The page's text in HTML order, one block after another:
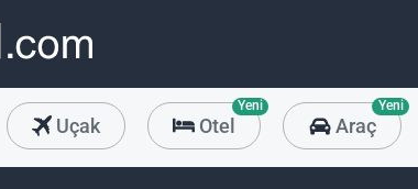
Uçak Otel
Yeni
Araç
Yeni